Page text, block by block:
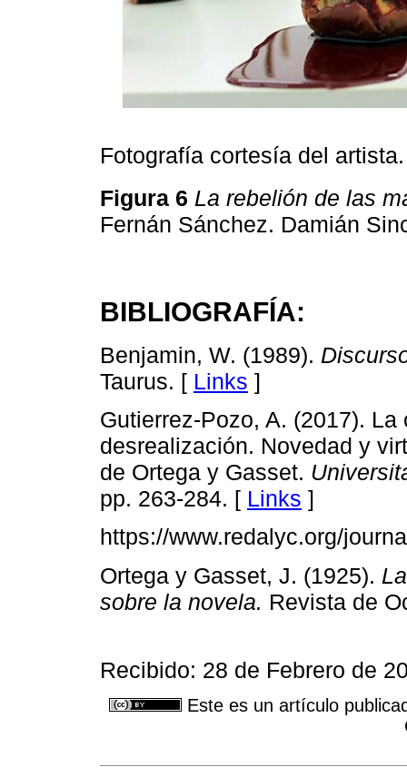
Fotografía cortesía del artista.
Figura 6 La rebelión de las
Fernán Sánchez. Damián
BIBLIOGRAFÍA:
Benjamin, W. (1989).
Taurus. [ Links ]
Gutierrez-Pozo, A. (2017).
desrealización. Novedad y
de Ortega y Gasset.
pp. 263-284. [ Links ]
https://www.redalyc.org/
Ortega y Gasset, J. (1925).
sobre la novela. Revista de
Recibido: 28 de Febrero de
Este es un artículo